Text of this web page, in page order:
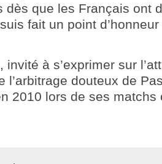
dès que les Français ont
fait un point
invité à s’exprimer sur
l’arbitrage douteux de
2010 lors de ses matchs